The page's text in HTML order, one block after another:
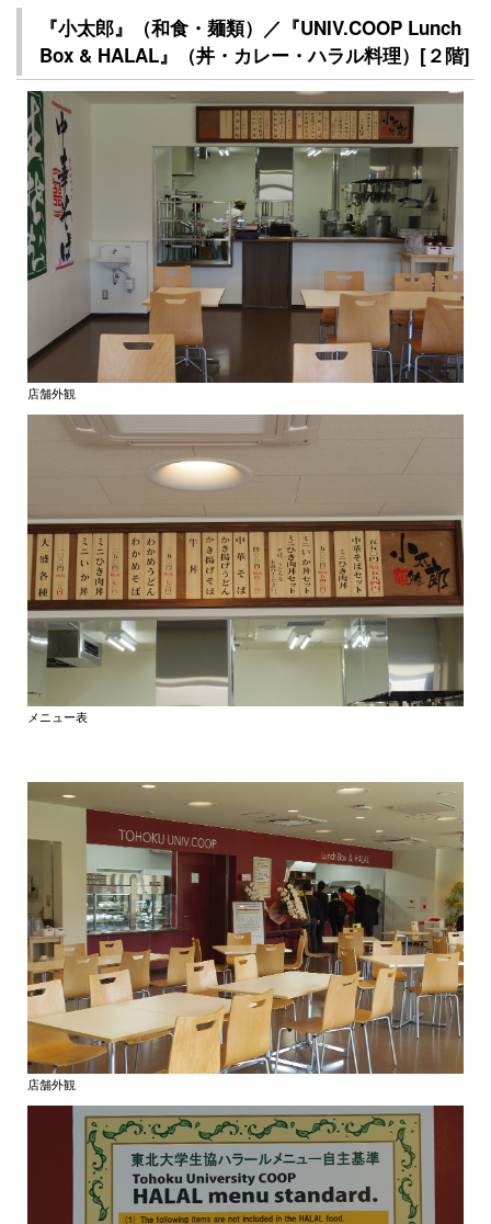
『小太郎』（和食・麺類）／『UNIV.COOP Lunch
Box & HALAL』（丼・カレー・ハラル料理）[２階]
店舗外観
メニュー表
店舗外観